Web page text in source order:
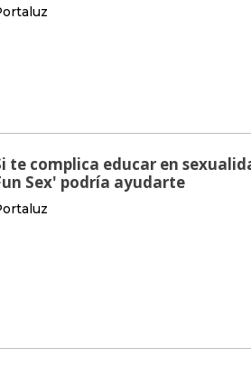
te complica educar en
Sex' podría ayudarte